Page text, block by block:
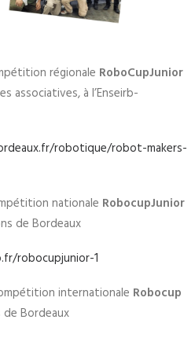
régionale RoboCupJunior
associatives, à l’Enseirb-
robotique/robot-makers-
nationale RobocupJunior
de Bordeaux
robocupjunior-1
internationale Robocup
de Bordeaux